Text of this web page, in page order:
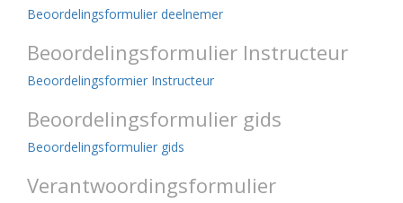
Beoordelingsformulier deelnemer
Beoordelingsformulier Instructeur
Beoordelingsformier Instructeur
Beoordelingsformulier gids
Beoordelingsformulier gids
Verantwoordingsformulier